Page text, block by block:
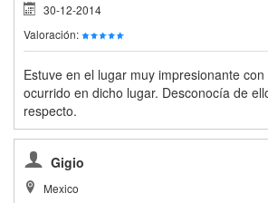
30-12-2014
Valoración:
Estuve en el lugar muy impresionante
ocurrido en dicho lugar. Desconocía de
respecto.
Gigio
Mexico